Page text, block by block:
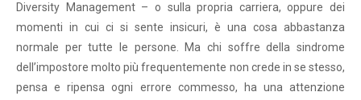
Diversity Management – o sulla propria carriera, oppure dei
momenti in cui ci si sente insicuri, è una cosa abbastanza
normale per tutte le persone. Ma chi soffre della sindrome
dell’impostore molto più frequentemente non crede in se stesso,
pensa e ripensa ogni errore commesso, ha una attenzione